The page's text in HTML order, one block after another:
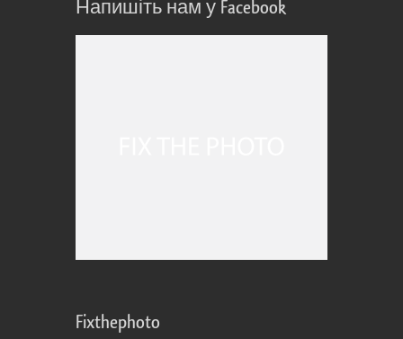
Напишіть нам у Facebook
Fixthephoto